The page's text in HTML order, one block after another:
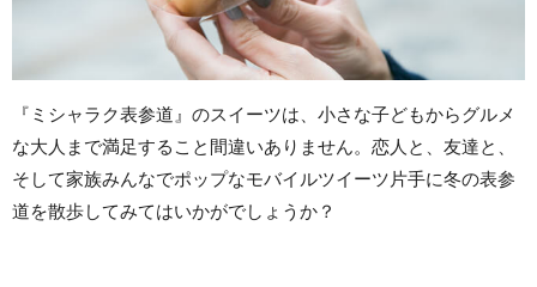
『ミシャラク表参道』のスイーツは、小さな子どもからグルメ
な大人まで満足すること間違いありません。恋人と、友達と、
そして家族みんなでポップなモバイルツイーツ片手に冬の表参
道を散歩してみてはいかがでしょうか？